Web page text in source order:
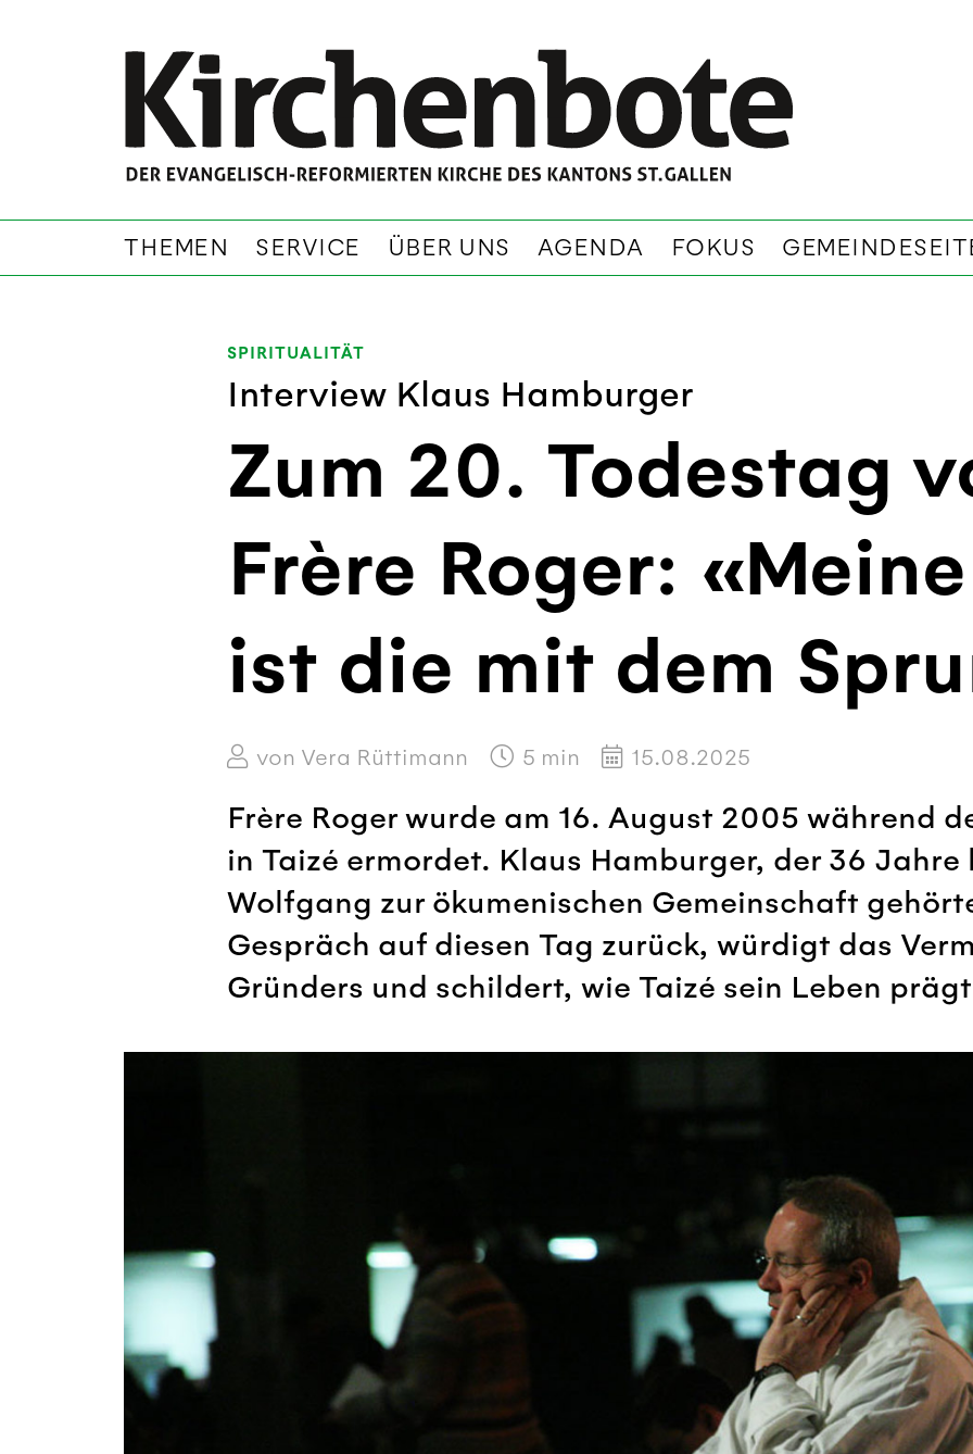
THEMEN SERVICE ÜBER UNS AGENDA FOKUS
SPIRITUALITÄT
Interview Klaus Hamburger
Zum 20. Todestag
Frère Roger:
ist die mit dem
von Vera Rüttimann 5 min 15.08.2025
Frère Roger wurde am 16. August 2005 während
in Taizé ermordet. Klaus Hamburger, der 36 Jahre
Wolfgang zur ökumenischen Gemeinschaft
Gespräch auf diesen Tag zurück, würdigt das
Gründers und schildert, wie Taizé sein Leben